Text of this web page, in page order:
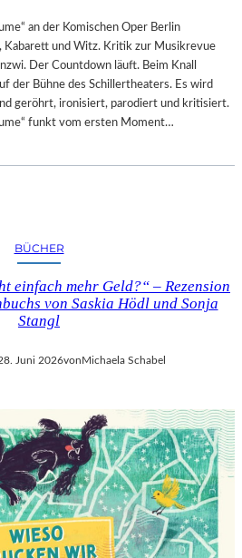
an der Komischen Oper Berlin
Kabarett und Witz. Kritik zur Musikrevue
Der Countdown läuft. Beim Knall
der Bühne des Schillertheaters. Es wird
geröhrt, ironisiert, parodiert und kritisiert.
funkt vom ersten Moment…
BÜCHER
einfach mehr Geld?“ – Rezension
von Saskia Hödl und Sonja
Stangl
Juni 2026vonMichaela Schabel